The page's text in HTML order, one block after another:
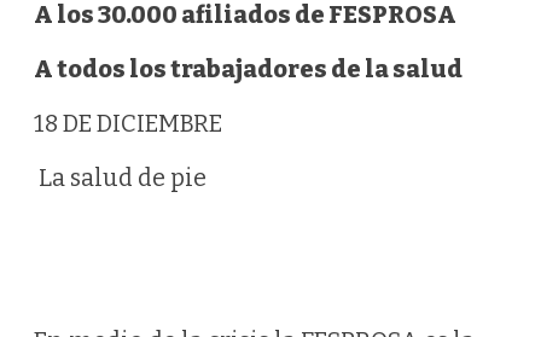
A los 30.000 afiliados de FESPROSA
A todos los trabajadores de la salud
18 DE DICIEMBRE
La salud de pie